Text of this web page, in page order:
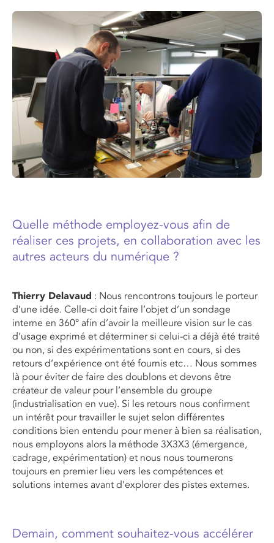
Quelle méthode employez-vous afin de
réaliser ces projets, en collaboration avec les
autres acteurs du numérique ?
Thierry Delavaud : Nous rencontrons toujours le porteur
d’une idée. Celle-ci doit faire l’objet d’un sondage
interne en 360° afin d’avoir la meilleure vision sur le cas
d’usage exprimé et déterminer si celui-ci a déjà été traité
ou non, si des expérimentations sont en cours, si des
retours d’expérience ont été fournis etc… Nous sommes
là pour éviter de faire des doublons et devons être
créateur de valeur pour l’ensemble du groupe
(industrialisation en vue). Si les retours nous confirment
un intérêt pour travailler le sujet selon différentes
conditions bien entendu pour mener à bien sa réalisation,
nous employons alors la méthode 3X3X3 (émergence,
cadrage, expérimentation) et nous nous tournerons
toujours en premier lieu vers les compétences et
solutions internes avant d’explorer des pistes externes.
Demain, comment souhaitez-vous accélérer